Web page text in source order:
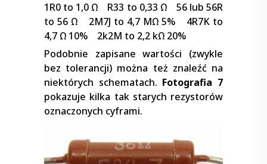
1R0 to 1,0 Ω R33 to 0,33 Ω 56 lub 56R
to 56 Ω 2M7J to 4,7 MΩ 5% 4R7K to
4,7 Ω 10% 2k2M to 2,2 kΩ 20%
Podobnie zapisane wartości (zwykle
bez tolerancji) można też znaleźć na
niektórych schematach. Fotografia 7
pokazuje kilka tak starych rezystorów
oznaczonych cyframi.